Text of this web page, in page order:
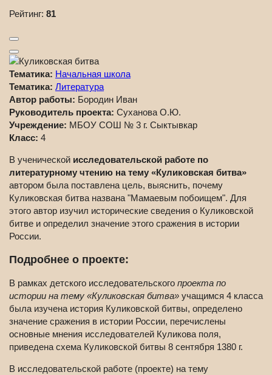
Рейтинг: 81
Тематика: Начальная школа
Тематика: Литература
Автор работы: Бородин Иван
Руководитель проекта: Суханова О.Ю.
Учреждение: МБОУ СОШ № 3 г. Сыктывкар
Класс: 4
В ученической исследовательской работе по
литературному чтению на тему «Куликовская битва»
автором была поставлена цель, выяснить, почему
Куликовская битва названа "Мамаевым побоищем". Для
этого автор изучил исторические сведения о Куликовской
битве и определил значение этого сражения в истории
России.
Подробнее о проекте:
В рамках детского исследовательского проекта по
истории на тему «Куликовская битва» учащимся 4 класса
была изучена история Куликовской битвы, определено
значение сражения в истории России, перечислены
основные мнения исследователей Куликова поля,
приведена схема Куликовской битвы 8 сентября 1380 г.
В исследовательской работе (проекте) на тему